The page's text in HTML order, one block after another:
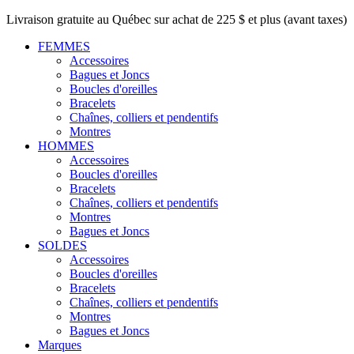
Livraison gratuite au Québec sur achat de 225 $ et plus (avant taxes)
FEMMES
Accessoires
Bagues et Joncs
Boucles d'oreilles
Bracelets
Chaînes, colliers et pendentifs
Montres
HOMMES
Accessoires
Boucles d'oreilles
Bracelets
Chaînes, colliers et pendentifs
Montres
Bagues et Joncs
SOLDES
Accessoires
Boucles d'oreilles
Bracelets
Chaînes, colliers et pendentifs
Montres
Bagues et Joncs
Marques